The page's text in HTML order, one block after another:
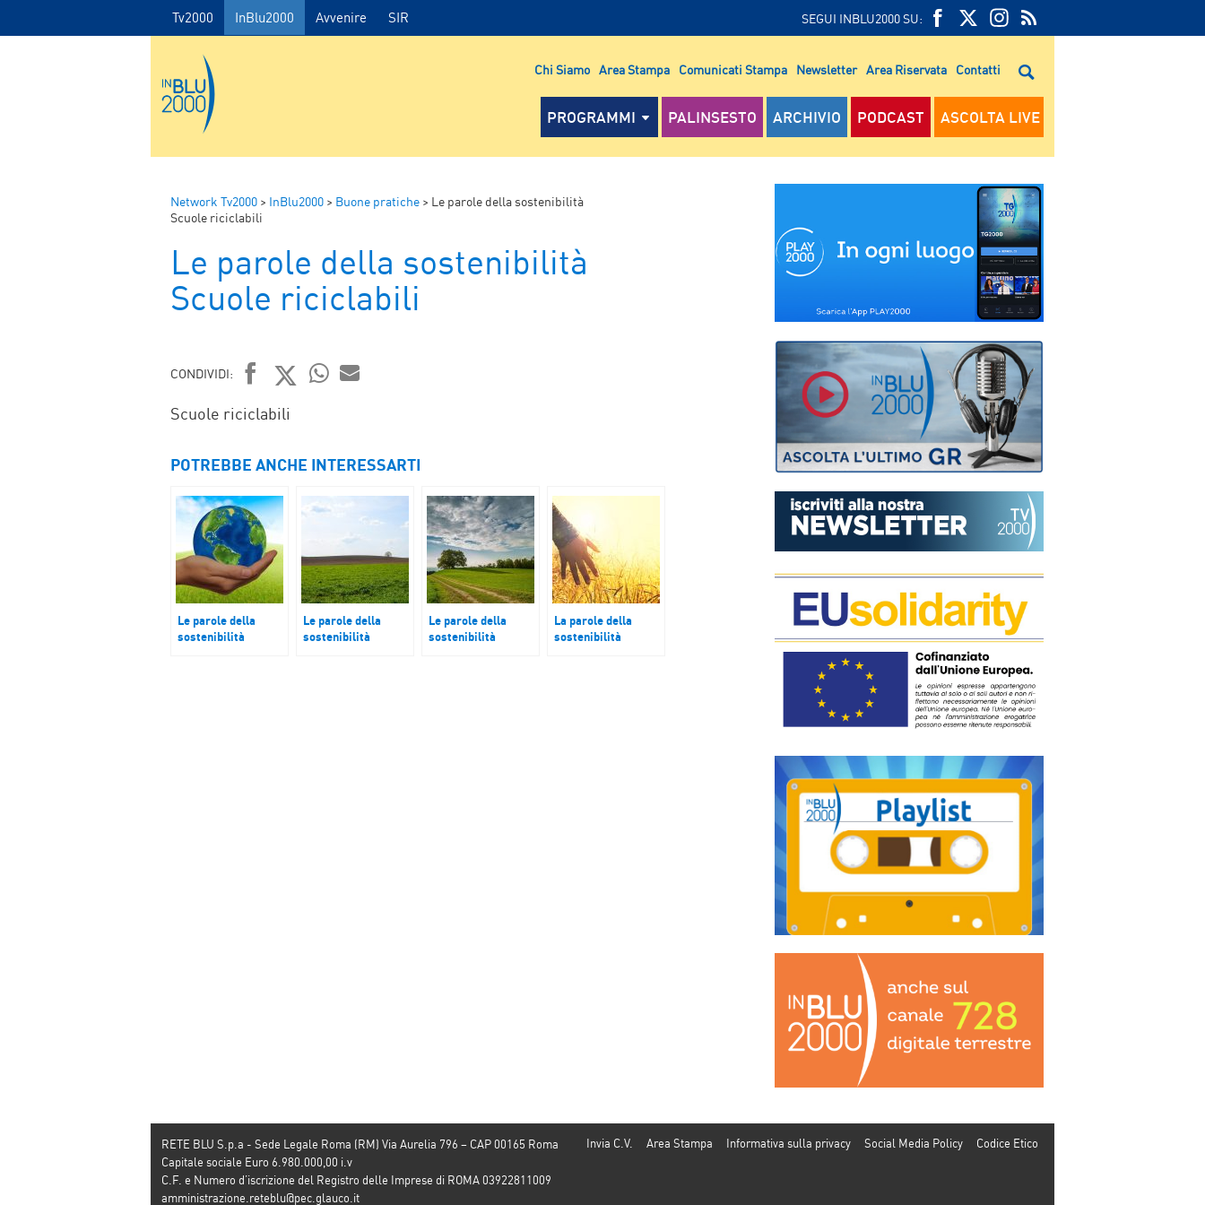
Tv2000 InBlu2000 Avvenire SIR SEGUI INBLU2000 SU:
FEED
RSS
RSS
Chi Siamo Area Stampa Comunicati Stampa Newsletter Area Riservata Contatti
PROGRAMMI PALINSESTO ARCHIVIO PODCAST ASCOLTA LIVE
Network Tv2000 > InBlu2000 > Buone pratiche > Le parole della sostenibilità
Scuole riciclabili
Le parole della sostenibilità
Scuole riciclabili
CONDIVIDI:
FACEBOOK
TWITTER
Scuole riciclabili
POTREBBE ANCHE INTERESSARTI
Le parole della
sostenibilità
Le parole della
sostenibilità
Le parole della
sostenibilità
La parole della
sostenibilità
Invia C.V. Area Stampa Informativa sulla privacy Social Media Policy Codice Etico
RETE BLU S.p.a - Sede Legale Roma (RM) Via Aurelia 796 – CAP 00165 Roma
Capitale sociale Euro 6.980.000,00 i.v
C.F. e Numero d’iscrizione del Registro delle Imprese di ROMA 03922811009
amministrazione.reteblu@pec.glauco.it